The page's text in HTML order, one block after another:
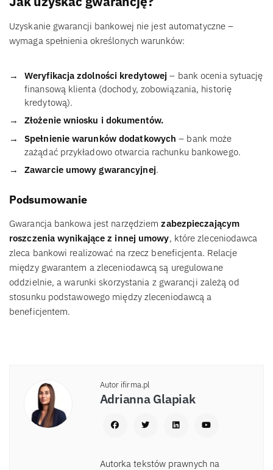
Uzyskanie gwarancji bankowej nie jest automatyczne –
wymaga spełnienia określonych warunków:
Weryfikacja zdolności kredytowej– bank ocenia sytuację
finansową klienta (dochody, zobowiązania, historię
kredytową).
Złożenie wniosku i dokumentów.
Spełnienie warunków dodatkowych – bank może
zażądać przykładowo otwarcia rachunku bankowego.
Zawarcie umowy gwarancyjnej.
Podsumowanie
Gwarancja bankowa jest narzędziemzabezpieczającym
roszczenia wynikające z innej umowy, które zleceniodawca
zleca bankowi realizować na rzecz beneficjenta. Relacje
między gwarantem a zleceniodawcą są uregulowane
oddzielnie, a warunki skorzystania z gwarancji zależą od
stosunku podstawowego między zleceniodawcą a
beneficjentem.
Autor ifirma.pl
Adrianna Glapiak
Autorka tekstów prawnych na